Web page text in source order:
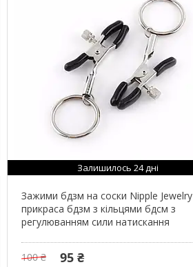
Залишилось 24 дні
Зажими бдзм на соски Nipple Jewelry
прикраса бдзм з кільцями бдсм з
регулюванням сили натискання
100 ₴ 95 ₴